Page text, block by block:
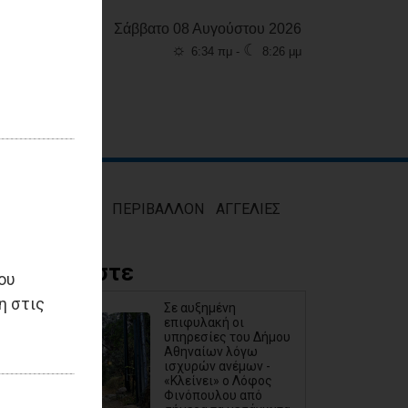
στις
Σάββατο 08 Αυγούστου 2026
☼ 6:34 πμ - ☾ 8:26 μμ
ΠΕΡΙΒΑΛΛΟΝ ΑΓΓΕΛΙΕΣ
Διαβάστε
Σε αυξημένη
επιφυλακή οι
υπηρεσίες του Δήμου
Αθηναίων λόγω
ισχυρών ανέμων -
«Κλείνει» ο Λόφος
Φινόπουλου από